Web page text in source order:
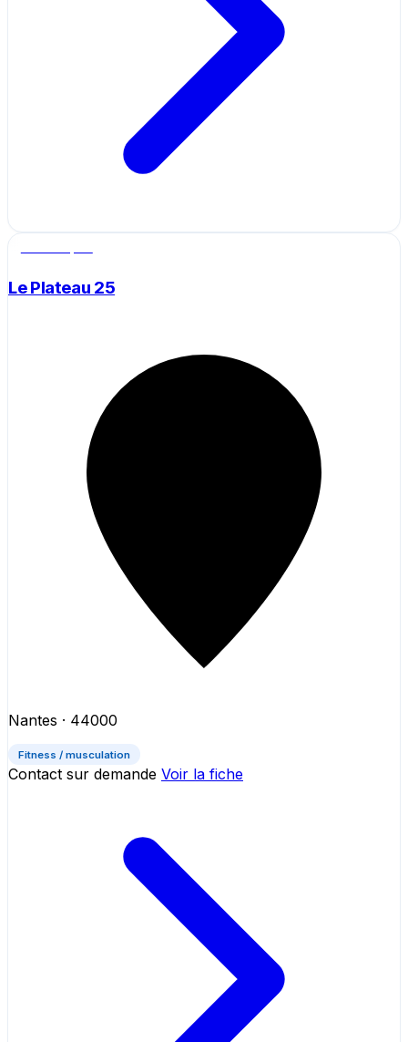
Le Plateau 25
Nantes · 44000
Fitness / musculation
Contact sur demande Voir la fiche